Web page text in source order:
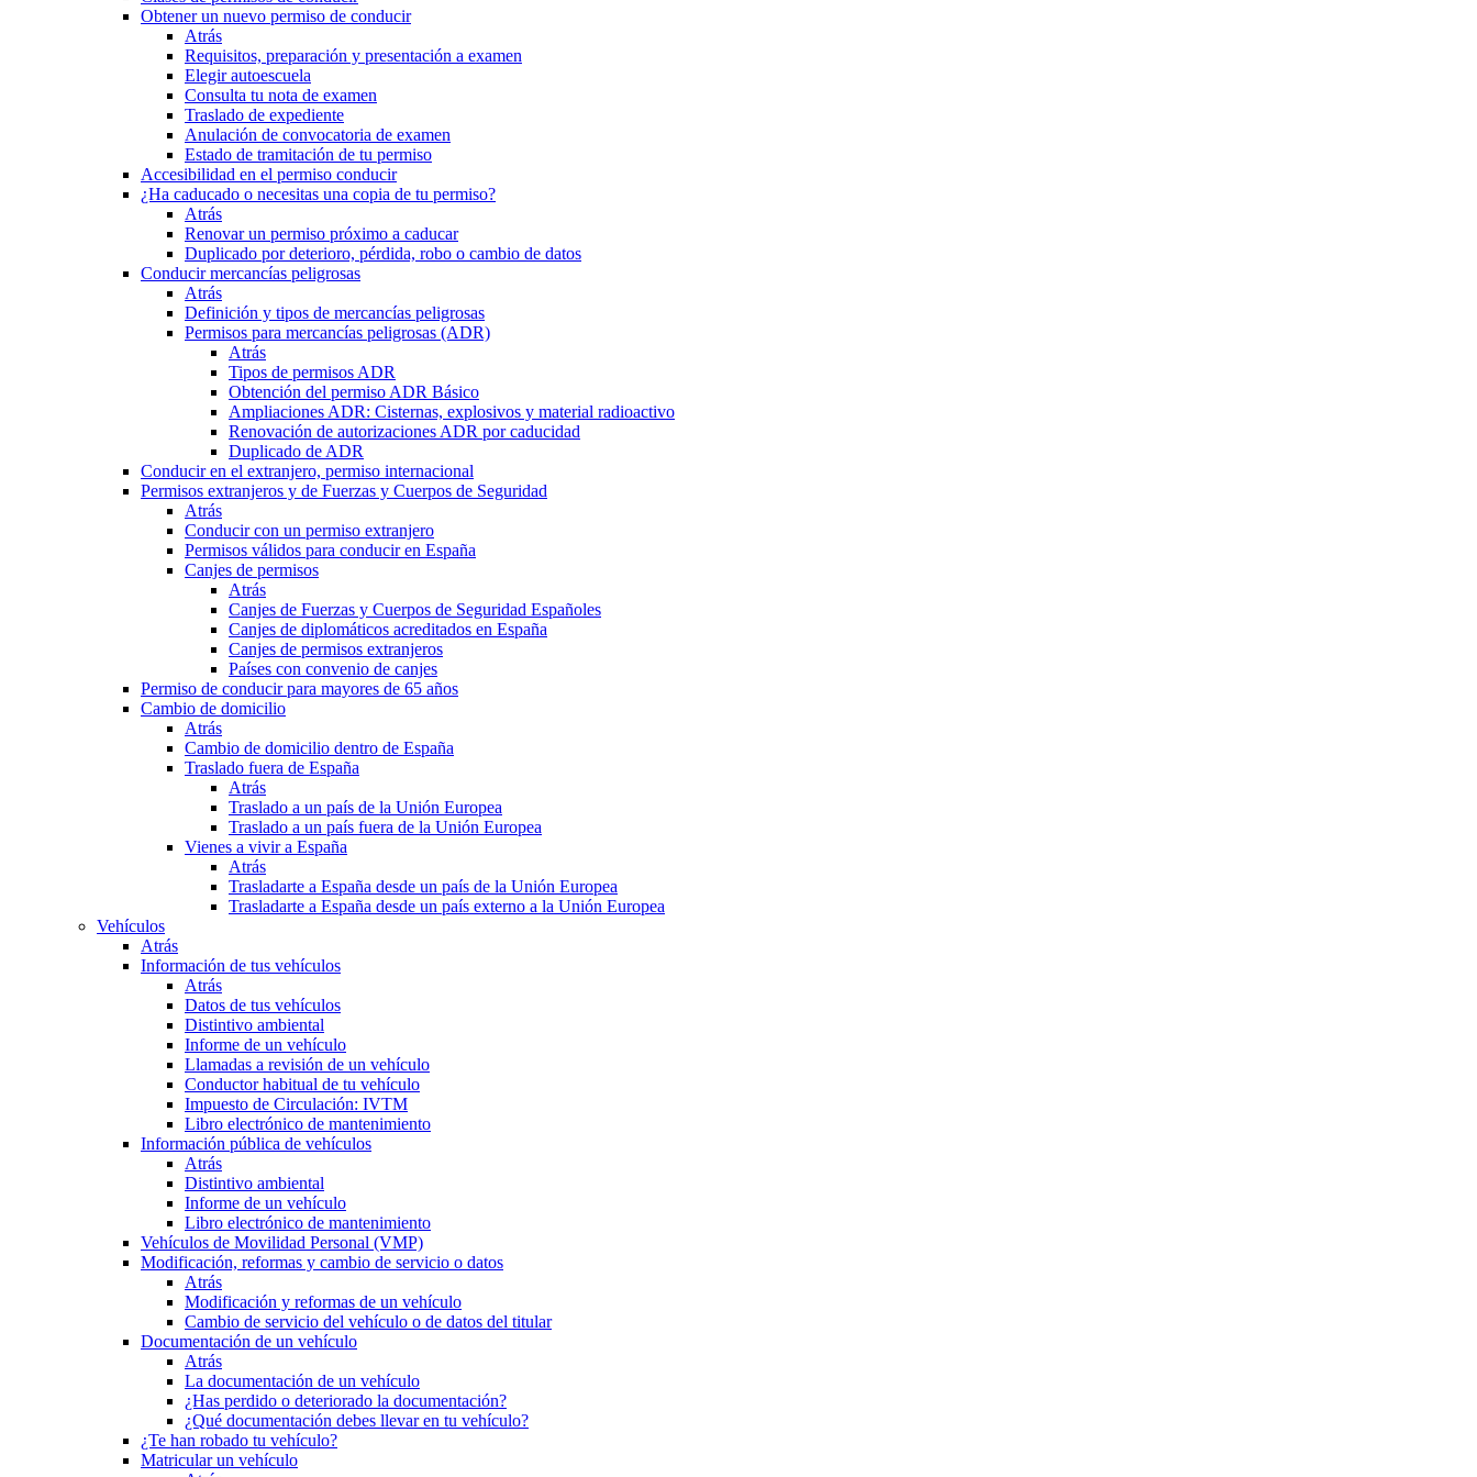
Obtener un nuevo permiso de conducir
Atrás
Requisitos, preparación y presentación a examen
Elegir autoescuela
Consulta tu nota de examen
Traslado de expediente
Anulación de convocatoria de examen
Estado de tramitación de tu permiso
Accesibilidad en el permiso conducir
¿Ha caducado o necesitas una copia de tu permiso?
Atrás
Renovar un permiso próximo a caducar
Duplicado por deterioro, pérdida, robo o cambio de datos
Conducir mercancías peligrosas
Atrás
Definición y tipos de mercancías peligrosas
Permisos para mercancías peligrosas (ADR)
Atrás
Tipos de permisos ADR
Obtención del permiso ADR Básico
Ampliaciones ADR: Cisternas, explosivos y material radioactivo
Renovación de autorizaciones ADR por caducidad
Duplicado de ADR
Conducir en el extranjero, permiso internacional
Permisos extranjeros y de Fuerzas y Cuerpos de Seguridad
Atrás
Conducir con un permiso extranjero
Permisos válidos para conducir en España
Canjes de permisos
Atrás
Canjes de Fuerzas y Cuerpos de Seguridad Españoles
Canjes de diplomáticos acreditados en España
Canjes de permisos extranjeros
Países con convenio de canjes
Permiso de conducir para mayores de 65 años
Cambio de domicilio
Atrás
Cambio de domicilio dentro de España
Traslado fuera de España
Atrás
Traslado a un país de la Unión Europea
Traslado a un país fuera de la Unión Europea
Vienes a vivir a España
Atrás
Trasladarte a España desde un país de la Unión Europea
Trasladarte a España desde un país externo a la Unión Europea
Vehículos
Atrás
Información de tus vehículos
Atrás
Datos de tus vehículos
Distintivo ambiental
Informe de un vehículo
Llamadas a revisión de un vehículo
Conductor habitual de tu vehículo
Impuesto de Circulación: IVTM
Libro electrónico de mantenimiento
Información pública de vehículos
Atrás
Distintivo ambiental
Informe de un vehículo
Libro electrónico de mantenimiento
Vehículos de Movilidad Personal (VMP)
Modificación, reformas y cambio de servicio o datos
Atrás
Modificación y reformas de un vehículo
Cambio de servicio del vehículo o de datos del titular
Documentación de un vehículo
Atrás
La documentación de un vehículo
¿Has perdido o deteriorado la documentación?
¿Qué documentación debes llevar en tu vehículo?
¿Te han robado tu vehículo?
Matricular un vehículo